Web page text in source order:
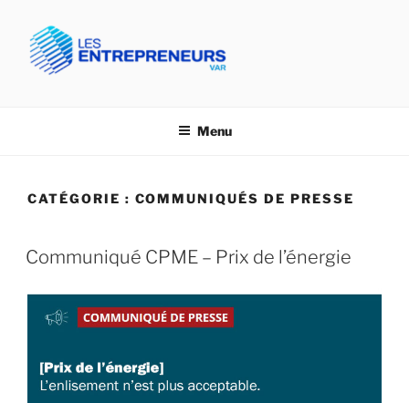
contenu
principal
ENTREPRENEURS VAR
Menu
CATÉGORIE : COMMUNIQUÉS DE PRESSE
Communiqué CPME – Prix de l’énergie